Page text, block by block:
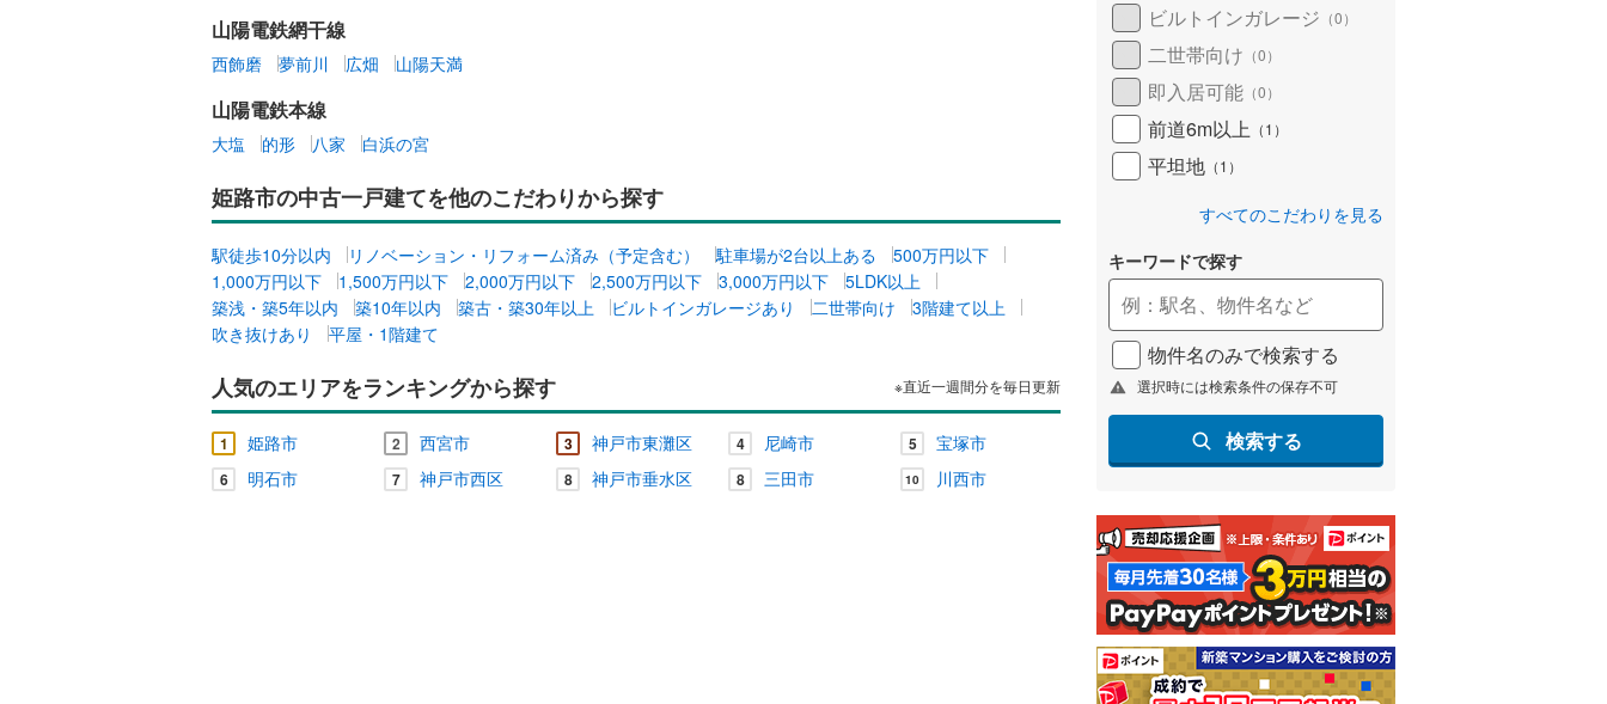
山陽電鉄網干線
西飾磨 夢前川 広畑 山陽天満
山陽電鉄本線
大塩 的形 八家 白浜の宮
姫路市の中古一戸建てを他のこだわりから探す
駅徒歩10分以内 リノベーション・リフォーム済み（予定含む） 駐車場が2台以上ある
500万円以下
1,000万円以下
1,500万円以下 2,000万円以下 2,500万円以下 3,000万円以下
5LDK以上
築浅・築5年以内
築10年以内 築古・築30年以上 ビルトインガレージあり 二世帯向け
3階建て以上
吹き抜けあり
平屋・1階建て
人気のエリアをランキングから探す ※直近一週間分を毎日更新
1 姫路市 2 西宮市 3 神戸市東灘区 4 尼崎市 5 宝塚市
6 明石市 7 神戸市西区 8 神戸市垂水区 8 三田市 10 川西市
ビルトインガレージ （0）
二世帯向け （0）
即入居可能 （0）
前道6m以上 （1 ）
平坦地 （1 ）
すべてのこだわりを見る
キーワードで探す
物件名のみで検索する
選択時には検索条件の保存不可
検索する